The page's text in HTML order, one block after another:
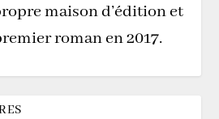
maison d’édition et
roman en 2017.